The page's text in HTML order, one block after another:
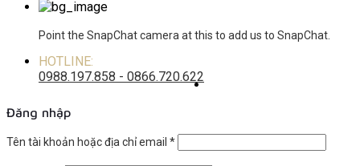
Point the SnapChat camera at this to add us to SnapChat.
HOTLINE:
0988.197.858 - 0866.720.622
Đăng nhập
Tên tài khoản hoặc địa chỉ email *